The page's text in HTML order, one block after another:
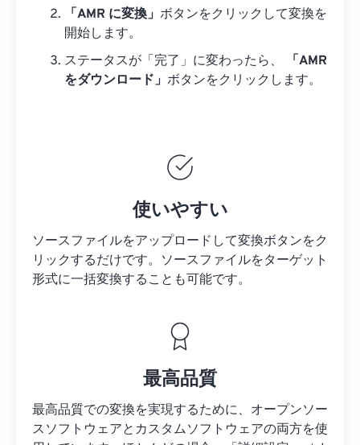
「AMR に変換」 ボタンをクリックして変換を
開始します。
ステータスが「完了」に変わったら、
「AMR
をダウンロード」 ボタンをクリックします。
使いやすい
ソースファイルをアップロードして変換ボタンをク
リックするだけです。 ソースファイルをターゲット
形式に一括変換することも可能です。
最高品質
最高品質での変換を実現するために、オープンソー
スソフトウェアとカスタムソフトウェアの両方を使